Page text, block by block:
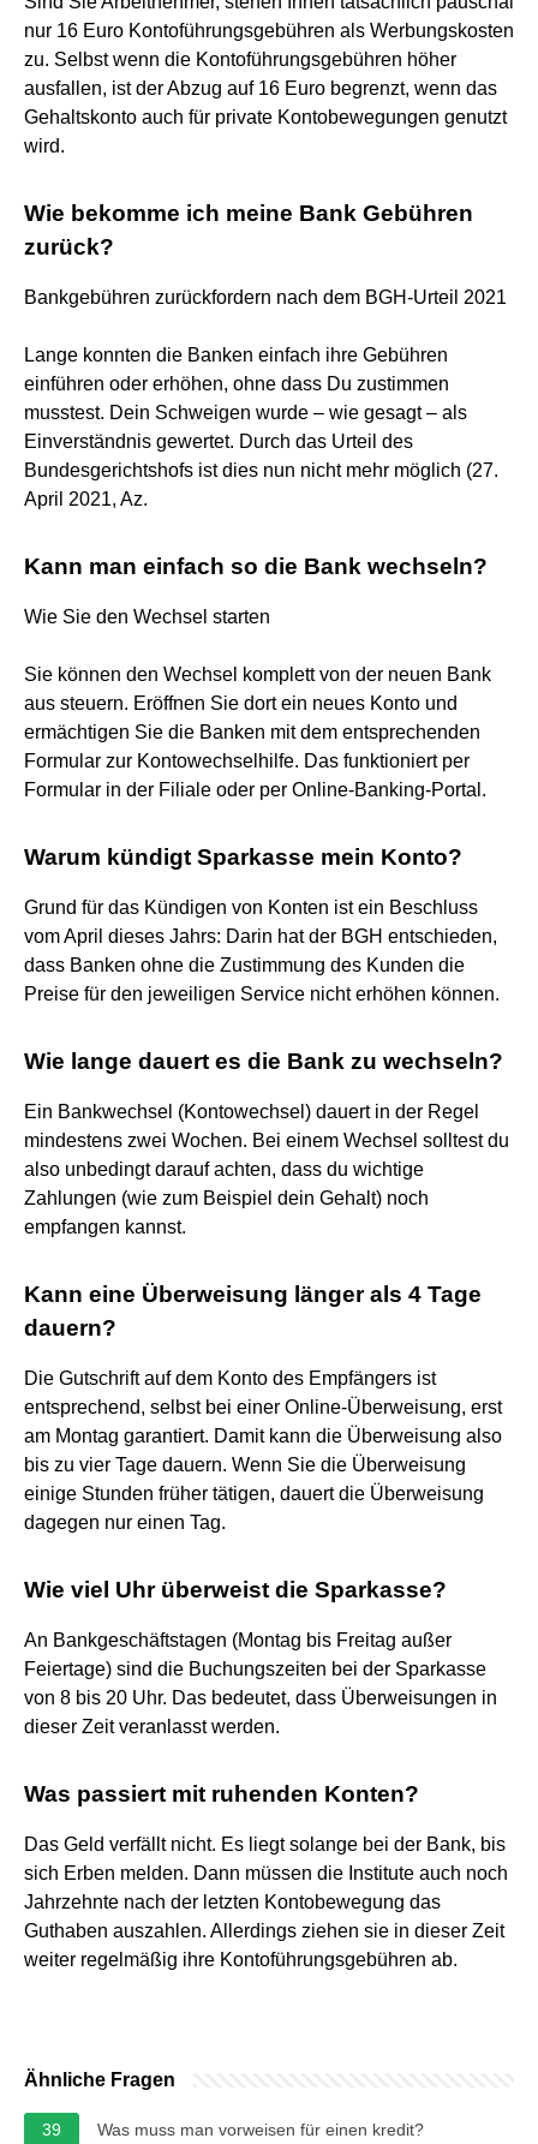
nur 16 Euro Kontoführungsgebühren als Werbungskosten
zu. Selbst wenn die Kontoführungsgebühren höher
ausfallen, ist der Abzug auf 16 Euro begrenzt, wenn das
Gehaltskonto auch für private Kontobewegungen genutzt
wird.
Wie bekomme ich meine Bank Gebühren
zurück?
Bankgebühren zurückfordern nach dem BGH-Urteil 2021
Lange konnten die Banken einfach ihre Gebühren
einführen oder erhöhen, ohne dass Du zustimmen
musstest. Dein Schweigen wurde – wie gesagt – als
Einverständnis gewertet. Durch das Urteil des
Bundesgerichtshofs ist dies nun nicht mehr möglich (27.
April 2021, Az.
Kann man einfach so die Bank wechseln?
Wie Sie den Wechsel starten
Sie können den Wechsel komplett von der neuen Bank
aus steuern. Eröffnen Sie dort ein neues Konto und
ermächtigen Sie die Banken mit dem entsprechenden
Formular zur Kontowechselhilfe. Das funktioniert per
Formular in der Filiale oder per Online-Banking-Portal.
Warum kündigt Sparkasse mein Konto?
Grund für das Kündigen von Konten ist ein Beschluss
vom April dieses Jahrs: Darin hat der BGH entschieden,
dass Banken ohne die Zustimmung des Kunden die
Preise für den jeweiligen Service nicht erhöhen können.
Wie lange dauert es die Bank zu wechseln?
Ein Bankwechsel (Kontowechsel) dauert in der Regel
mindestens zwei Wochen. Bei einem Wechsel solltest du
also unbedingt darauf achten, dass du wichtige
Zahlungen (wie zum Beispiel dein Gehalt) noch
empfangen kannst.
Kann eine Überweisung länger als 4 Tage
dauern?
Die Gutschrift auf dem Konto des Empfängers ist
entsprechend, selbst bei einer Online-Überweisung, erst
am Montag garantiert. Damit kann die Überweisung also
bis zu vier Tage dauern. Wenn Sie die Überweisung
einige Stunden früher tätigen, dauert die Überweisung
dagegen nur einen Tag.
Wie viel Uhr überweist die Sparkasse?
An Bankgeschäftstagen (Montag bis Freitag außer
Feiertage) sind die Buchungszeiten bei der Sparkasse
von 8 bis 20 Uhr. Das bedeutet, dass Überweisungen in
dieser Zeit veranlasst werden.
Was passiert mit ruhenden Konten?
Das Geld verfällt nicht. Es liegt solange bei der Bank, bis
sich Erben melden. Dann müssen die Institute auch noch
Jahrzehnte nach der letzten Kontobewegung das
Guthaben auszahlen. Allerdings ziehen sie in dieser Zeit
weiter regelmäßig ihre Kontoführungsgebühren ab.
Ähnliche Fragen
39 Was muss man vorweisen für einen kredit?